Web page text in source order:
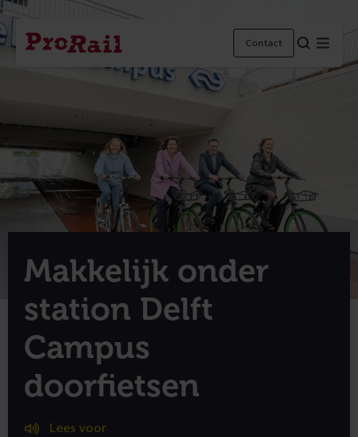
Navigatie
Homepage Contact
Makkelijk onder
station Delft
Campus
doorfietsen
Lees voor